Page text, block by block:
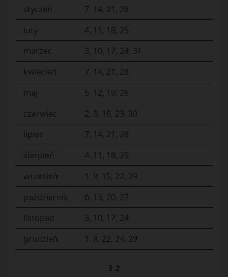
styczeń
7, 14, 21, 28
luty
4, 11, 18, 25
marzec
3, 10, 17, 24, 31
kwiecień
7, 14, 21, 28
maj
5, 12, 19, 26
czerwiec
2, 9, 16, 23, 30
lipiec
7, 14, 21, 28
sierpień
4, 11, 18, 25
wrzesień
1, 8, 15, 22, 29
październik
6, 13, 20, 27
listopad
3, 10, 17, 24
grudzień
1, 8, 22, 24, 29
§ 2